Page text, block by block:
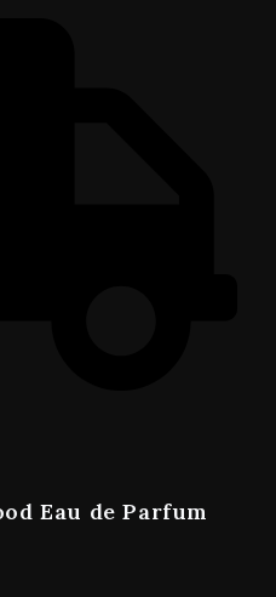
Eau de Parfum